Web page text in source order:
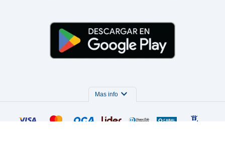
Mas info expand_more